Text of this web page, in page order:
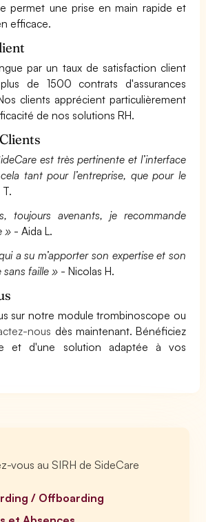
permet une prise en main rapide et
efficace.
par un taux de satisfaction client
de 1500 contrats d'assurances
clients apprécient particulièrement
de nos solutions RH.
est très pertinente et l’interface
tant pour l’entreprise, que pour le
toujours avenants, je recommande
» - Aida L.
a su m’apporter son expertise et son
faille » - Nicolas H.
sur notre module trombinoscope ou
nous dès maintenant. Bénéficiez
et d'une solution adaptée à vos
vous au SIRH de SideCare
/ Offboarding